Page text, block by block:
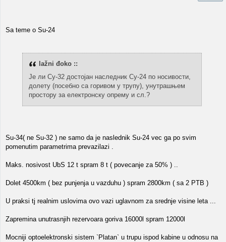
Sa teme o Su-24
lažni đoko ::
Је ли Су-32 достојан наследник Су-24 по носивости,
долету (посебно са горивом у трупу), унутрашњем
простору за електронску опрему и сл.?
Su-34( ne Su-32 ) ne samo da je naslednik Su-24 vec ga po svim
pomenutim parametrima prevazilazi .
Maks. nosivost UbS 12 t spram 8 t ( povecanje za 50% ) ..
Dolet 4500km ( bez punjenja u vazduhu ) spram 2800km ( sa 2 PTB )
U praksi tj realnim uslovima ovo vazi uglavnom za srednje visine leta ...
Zapremina unutrasnjih rezervoara goriva 16000l spram 12000l
Mocniji optoelektronski sistem `Platan` u trupu ispod kabine u odnosu na